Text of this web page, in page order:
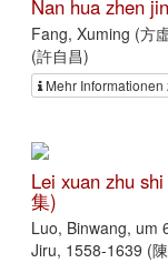
Nan hua zhen
Fang, Xuming (方
(許自昌)
Mehr Informationen
Lei xuan zhu
集)
Luo, Binwang, um
Jiru, 1558-1639 (